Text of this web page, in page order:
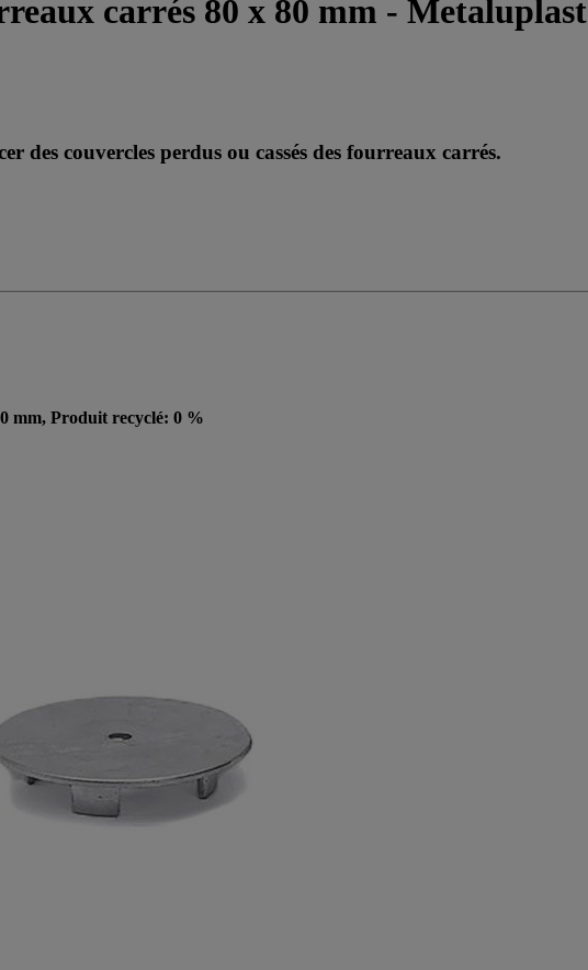
carrés 80 x 80 mm - Metaluplast
des couvercles perdus ou cassés des fourreaux carrés.
mm, Produit recyclé: 0 %